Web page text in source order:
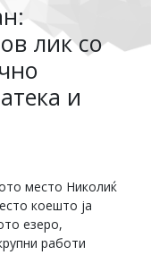
лик со
и
место Николиќ
коешто ја
езеро,
работи